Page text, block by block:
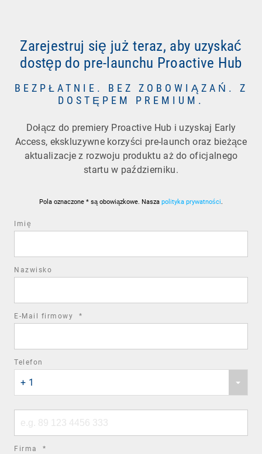
Zarejestruj się już teraz, aby uzyskać
dostęp do pre-launchu Proactive Hub
BEZPŁATNIE. BEZ ZOBOWIĄZAŃ. Z
DOSTĘPEM PREMIUM.
Dołącz do premiery Proactive Hub i uzyskaj Early
Access, ekskluzywne korzyści pre-launch oraz bieżące
aktualizacje z rozwoju produktu aż do oficjalnego
startu w październiku.
Pola oznaczone * są obowiązkowe. Nasza polityka prywatności.
Imię
Nazwisko
E-Mail firmowy *
Telefon
country
code
+ 1
number
Firma *